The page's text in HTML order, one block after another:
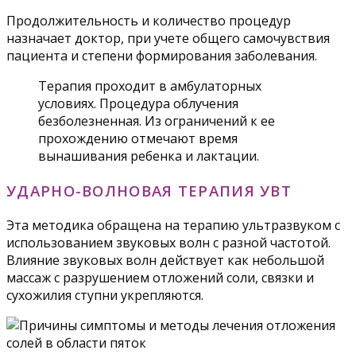
Продолжительность и количество процедур
назначает доктор, при учете общего самочувствия
пациента и степени формирования заболевания.
Терапия проходит в амбулаторных
условиях. Процедура облучения
безболезненная. Из ограничений к ее
прохождению отмечают время
вынашивания ребенка и лактации.
УДАРНО-ВОЛНОВАЯ ТЕРАПИЯ УВТ
Эта методика обращена на терапию ультразвуком с
использованием звуковых волн с разной частотой.
Влияние звуковых волн действует как небольшой
массаж с разрушением отложений соли, связки и
сухожилия ступни укрепляются.